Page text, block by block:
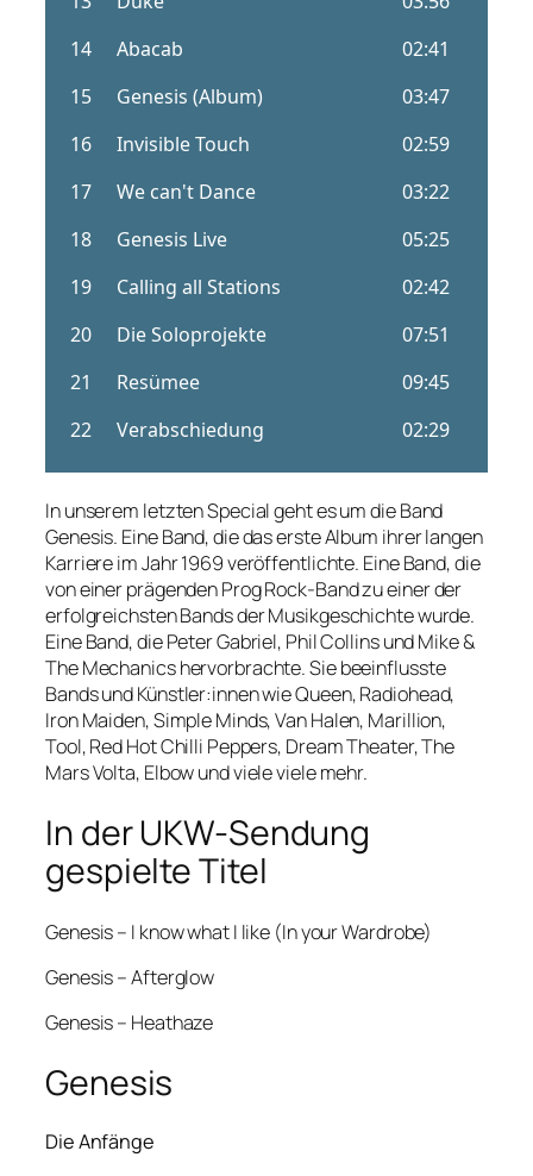
In unserem letzten Special geht es um die Band
Genesis. Eine Band, die das erste Album ihrer langen
Karriere im Jahr 1969 veröffentlichte. Eine Band, die
von einer prägenden Prog Rock-Band zu einer der
erfolgreichsten Bands der Musikgeschichte wurde.
Eine Band, die Peter Gabriel, Phil Collins und Mike &
The Mechanics hervorbrachte. Sie beeinflusste
Bands und Künstler:innen wie Queen, Radiohead,
Iron Maiden, Simple Minds, Van Halen, Marillion,
Tool, Red Hot Chilli Peppers, Dream Theater, The
Mars Volta, Elbow und viele viele mehr.
In der UKW-Sendung
gespielte Titel
Genesis – I know what I like (In your Wardrobe)
Genesis – Afterglow
Genesis – Heathaze
Genesis
Die Anfänge